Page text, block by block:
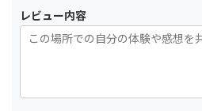
レビュー内容